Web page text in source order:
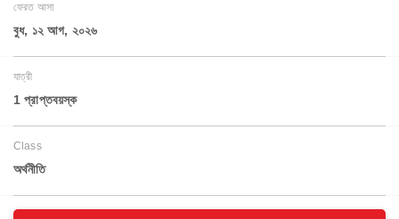
ফেরত আসা
বুধ, ১২ আগ, ২০২৬
যাত্রী
1 প্রাপ্তবয়স্ক
Class
অর্থনীতি